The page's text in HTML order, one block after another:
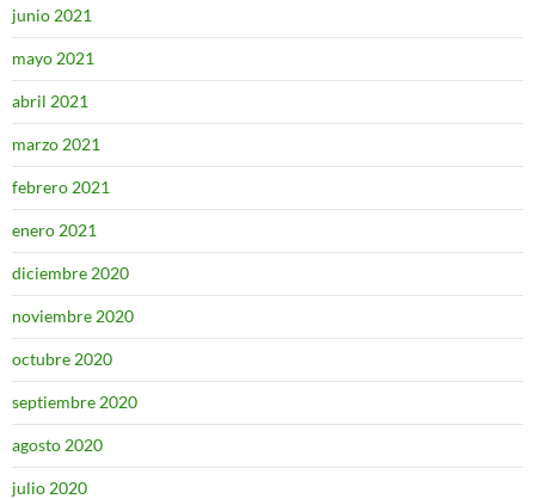
junio 2021
mayo 2021
abril 2021
marzo 2021
febrero 2021
enero 2021
diciembre 2020
noviembre 2020
octubre 2020
septiembre 2020
agosto 2020
julio 2020